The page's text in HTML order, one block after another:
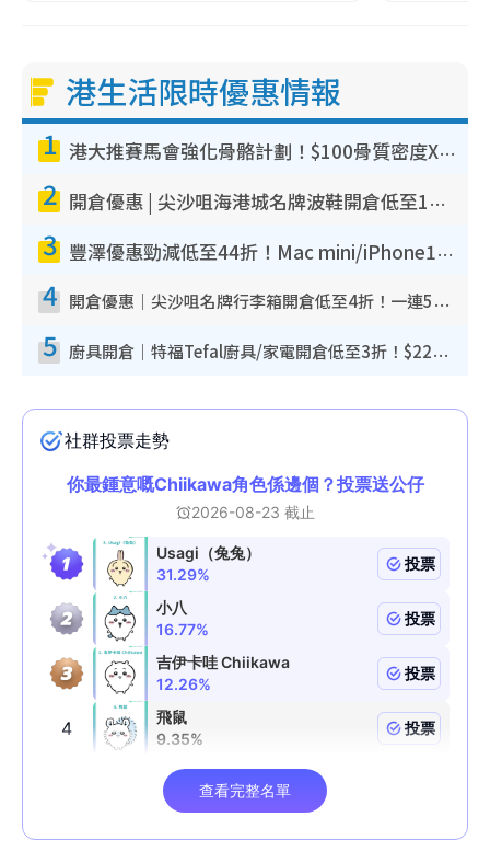
港生活限時優惠情報
1 港大推賽馬會強化骨骼計劃！$100骨質密度X光檢查 完成免費運動訓練送超市禮券！附參加資格
2 開倉優惠 | 尖沙咀海港城名牌波鞋開倉低至1折！On鞋$899起／Joy&Peace鞋履$98起
3 豐澤優惠勁減低至44折！Mac mini/iPhone17Pro大減價！廚房家電$220起
4 開倉優惠｜尖沙咀名牌行李箱開倉低至4折！一連5日 American Tourister/ace./Hallmark $200起！
5 廚具開倉｜特福Tefal廚具/家電開倉低至3折！$220起買平底鍋/炒鑊/湯煲！電飯煲/吸塵機/燙斗$418起